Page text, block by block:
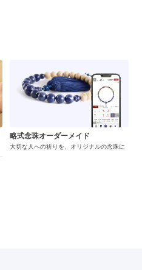
略式念珠オーダーメイド
大切な人への祈りを、オリジナルの念珠に